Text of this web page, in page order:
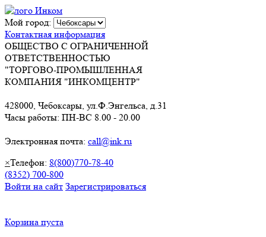
Мой город:
Контактная информация
ОБЩЕСТВО С ОГРАНИЧЕННОЙ
ОТВЕТСТВЕННОСТЬЮ
"ТОРГОВО-ПРОМЫШЛЕННАЯ
КОМПАНИЯ "ИНКОМЦЕНТР"
428000, Чебоксары, ул.Ф.Энгельса, д.31
Часы работы: ПН-ВС 8.00 - 20.00
Электронная почта: call@ink.ru
×Телефон: 8(800)770-78-40
(8352) 700-800
Войти на сайт Зарегистрироваться
Корзина пуста